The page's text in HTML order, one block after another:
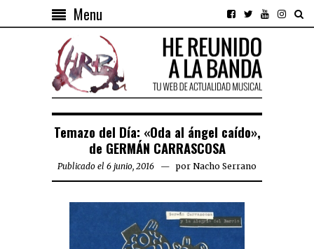
Menu
Temazo del Día: «Oda al ángel caído»,
de GERMÁN CARRASCOSA
Publicado el 6 junio, 2016 por Nacho Serrano